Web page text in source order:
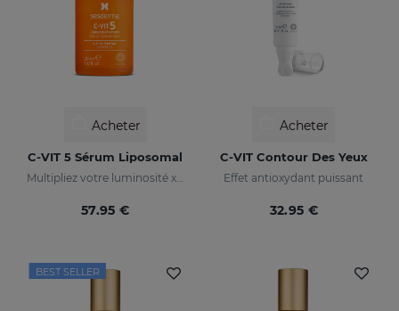
Acheter
C-VIT 5 Sérum Liposomal
57.95 €
Acheter
C-VIT Contour Des Yeux
Effet antioxydant puissant
32.95 €
BEST SELLER